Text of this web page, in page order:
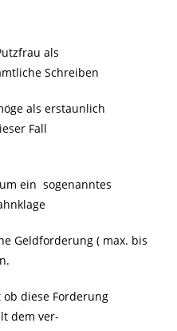
als
Schreiben
als erstaunlich
Fall
ein sogenanntes
Geldforderung ( max. bis
diese Forderung
dem ver-